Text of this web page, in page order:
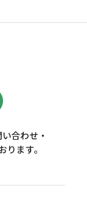
合わせ・
ます。